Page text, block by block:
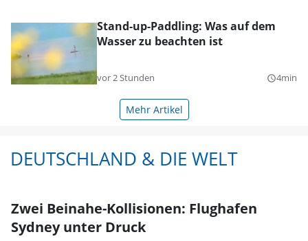
Stand-up-Paddling: Was auf dem
Wasser zu beachten ist
vor 2 Stunden query_builder4min
Mehr Artikel
DEUTSCHLAND & DIE WELT
Zwei Beinahe-Kollisionen: Flughafen
Sydney unter Druck